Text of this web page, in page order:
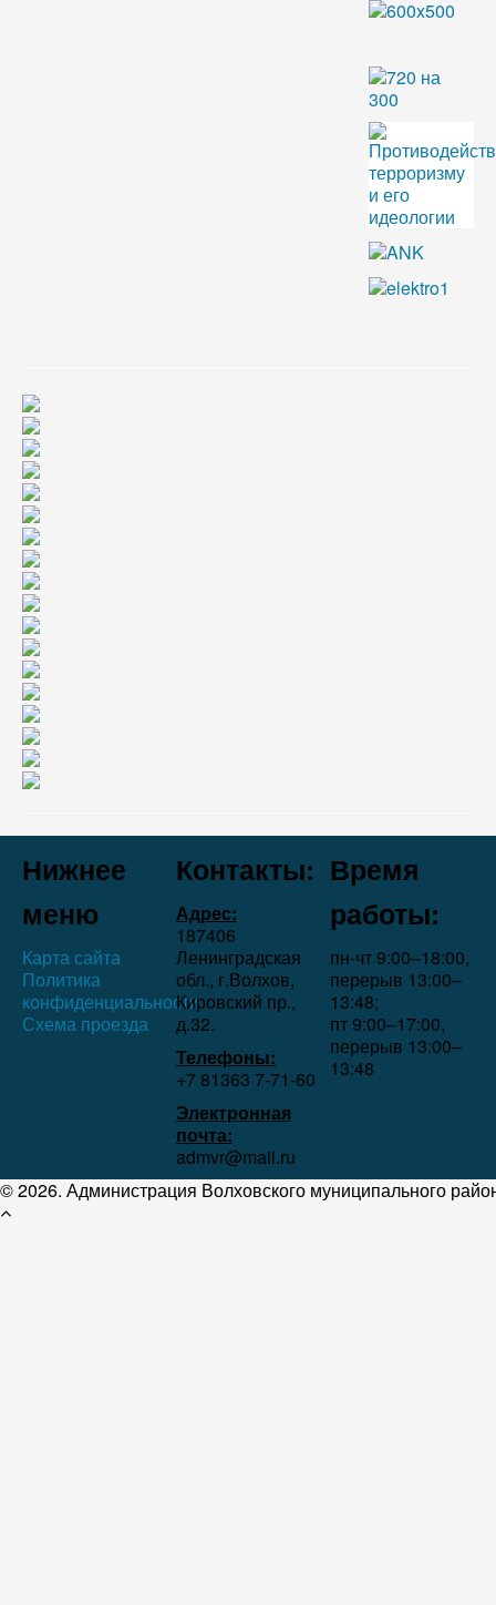
Нижнее
меню
Карта сайта
Политика
конфиденциальности
Схема проезда
Контакты:
Адрес:
187406
Ленинградская
обл., г.Волхов,
Кировский пр.,
д.32.
Телефоны:
+7 81363 7‑71-60
Электронная
почта:
admvr@mail.ru
Время
работы:
пн-чт 9:00–18:00,
перерыв 13:00–
13:48;
пт 9:00–17:00,
перерыв 13:00–
13:48
© 2026. Администрация Волховского муниципального